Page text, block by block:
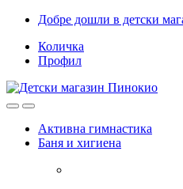
Skip
navigation
Skip
content
Добре дошли в детски
Количка
Профил
Активна гимнастика
Баня и хигиена